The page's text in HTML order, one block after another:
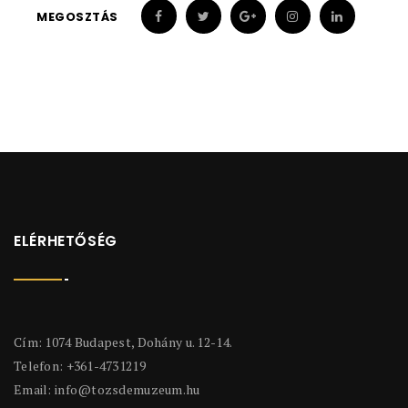
MEGOSZTÁS
ELÉRHETŐSÉG
Cím: 1074 Budapest, Dohány u. 12-14.
Telefon: +361-4731219
Email: info@tozsdemuzeum.hu